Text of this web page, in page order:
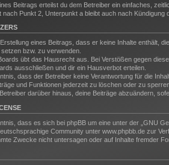
Beitrags erteilst du dem Betreiber ein einfaches,
nach Punkt 2, Unterpunkt a bleibt auch nach Kündigung
eines Beitrags, dass er keine Inhalte enthält,
setzen bzw. zu verwenden.
übt das Hausrecht aus. Bei Verstößen gegen
ausschließen und dir ein Hausverbot erteilen.
dass der Betreiber keine Verantwortung für die
und Funktionen jederzeit zu löschen oder zu
darüber hinaus, deine Beiträge abzuändern,
dass es sich bei phpBB um eine unter der „ GNU
Community unter www.phpbb.de zur
Zwecke nicht untersagen oder auf Inhalte fremder